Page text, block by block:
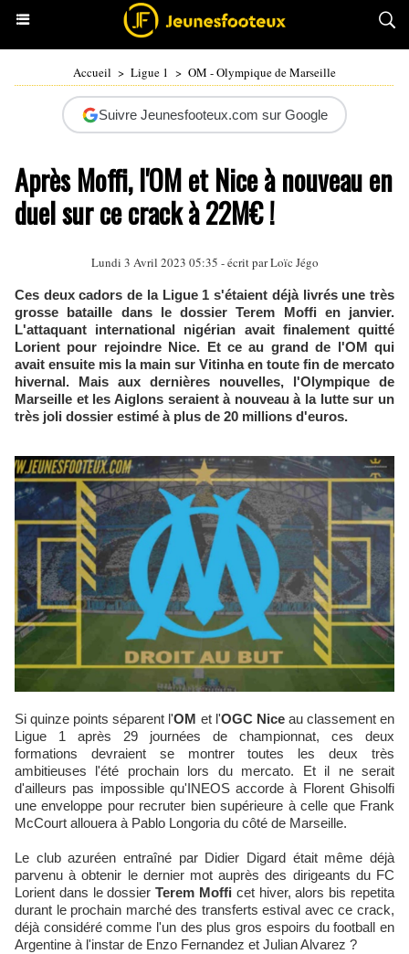
Accueil > Ligue 1 > OM - Olympique de Marseille
Suivre Jeunesfooteux.com sur Google
Après Moffi, l'OM et Nice à nouveau en
duel sur ce crack à 22M€ !
Lundi 3 Avril 2023 05:35 - écrit parLoïc Jégo
Ces deux cadors de la Ligue 1 s'étaient déjà livrés une très
grosse bataille dans le dossier Terem Moffi en janvier.
L'attaquant international nigérian avait finalement quitté
Lorient pour rejoindre Nice. Et ce au grand de l'OM qui
avait ensuite mis la main sur Vitinha en toute fin de mercato
hivernal. Mais aux dernières nouvelles, l'Olympique de
Marseille et les Aiglons seraient à nouveau à la lutte sur un
très joli dossier estimé à plus de 20 millions d'euros.
Si quinze points séparent l'OM et l'OGC Niceau classement en
Ligue 1 après 29 journées de championnat, ces deux
formations devraient se montrer toutes les deux très
ambitieuses l'été prochain lors du mercato. Et il ne serait
d'ailleurs pas impossible qu'INEOS accorde à Florent Ghisolfi
une enveloppe pour recruter bien supérieure à celle que Frank
McCourt allouera à Pablo Longoria du côté de Marseille.
Le club azuréen entraîné par Didier Digard était même déjà
parvenu à obtenir le dernier mot auprès des dirigeants du FC
Lorient dans le dossierTerem Moffi cet hiver, alors bis repetita
durant le prochain marché des transferts estival avec ce crack,
déjà considéré comme l'un des plus gros espoirs du football en
Argentine à l'instar de Enzo Fernandez et Julian Alvarez ?